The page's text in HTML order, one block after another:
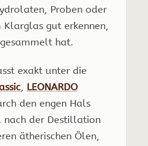
Proben oder
gut erkennen,
hat.
exakt unter die
, LEONARDO
den engen Hals
nach der Destillation
ätherischen Ölen,